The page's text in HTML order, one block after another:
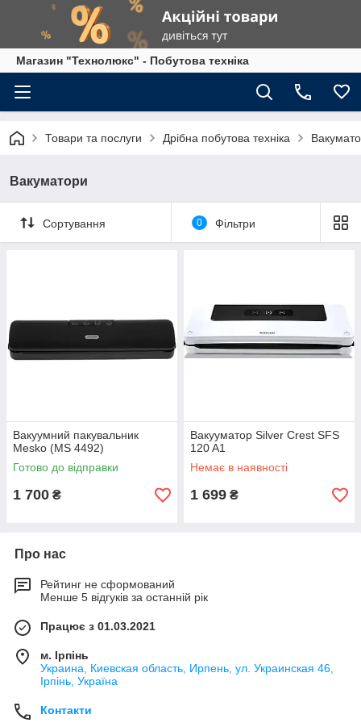
Магазин "Технолюкс" - Побутова техніка
Товари та послуги Дрібна побутова техніка
Вакуматори
Сортування 0 Фільтри
Вакуумний пакувальник
Mesko (MS 4492)
Готово до відправки
1 700 ₴
Вакууматор Silver Crest SFS
120 A1
Немає в наявності
1 699 ₴
Про нас
Рейтинг не сформований
Менше 5 відгуків за останній рік
Працює з 01.03.2021
м. Ірпінь
Украина, Киевская область, Ирпень, ул. Украинская 46,
Ірпінь, Україна
Контакти